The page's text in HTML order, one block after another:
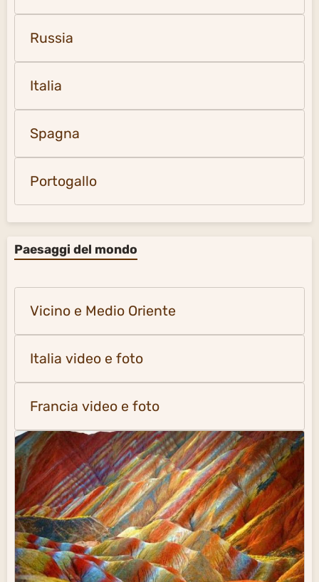
Russia
Italia
Spagna
Portogallo
Paesaggi del mondo
Vicino e Medio Oriente
Italia video e foto
Francia video e foto